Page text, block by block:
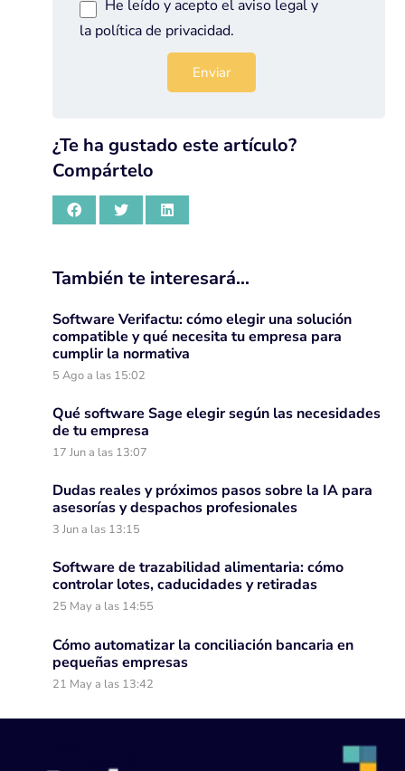
He leído y acepto el aviso legaly
la política de privacidad.
¿Te ha gustado este artículo?
Compártelo
También te interesará…
Software Verifactu: cómo elegir una solución
compatible y qué necesita tu empresa para
cumplir la normativa
5 Ago a las 15:02
Qué software Sage elegir según las necesidades
de tu empresa
17 Jun a las 13:07
Dudas reales y próximos pasos sobre la IA para
asesorías y despachos profesionales
3 Jun a las 13:15
Software de trazabilidad alimentaria: cómo
controlar lotes, caducidades y retiradas
25 May a las 14:55
Cómo automatizar la conciliación bancaria en
pequeñas empresas
21 May a las 13:42